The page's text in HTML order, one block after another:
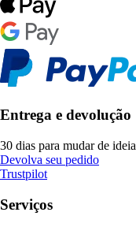
Entrega e devolução
30 dias para mudar de ideia
Devolva seu pedido
Trustpilot
Serviços